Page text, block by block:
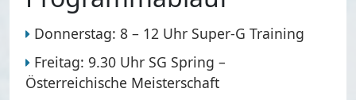
Donnerstag: 8 – 12 UhrSuper-G Training
Freitag: 9.30 UhrSG Spring –
Österreichische Meisterschaft